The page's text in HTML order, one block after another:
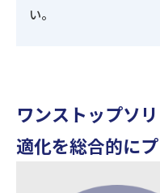
い。
ワンストップソ
適化を総合的に